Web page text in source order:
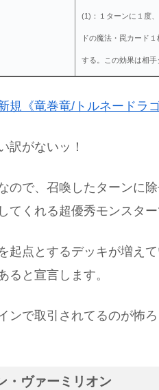
(1)：１ターンに１度
ドの魔法・罠カード
する。 この効果は相手
規《竜巻竜/トルネードラ
訳がないッ！
ので、召喚したターンに
くれる超優秀モンスター
起点とするデッキが増え
と宣言します。
ンで取引されてるのが怖
・ヴァーミリオン